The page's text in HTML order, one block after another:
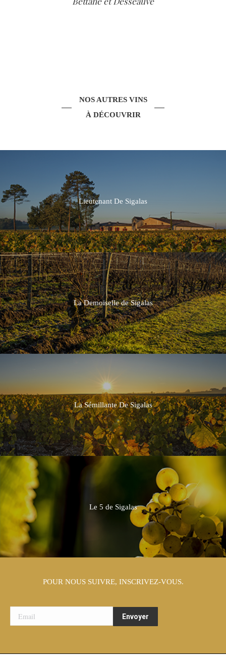
NOS AUTRES VINS
À DÉCOUVRIR
Lieutenant De Sigalas
La Demoiselle de Sigalas
La Sémillante De Sigalas
Le 5 de Sigalas
POUR NOUS SUIVRE, INSCRIVEZ-VOUS.